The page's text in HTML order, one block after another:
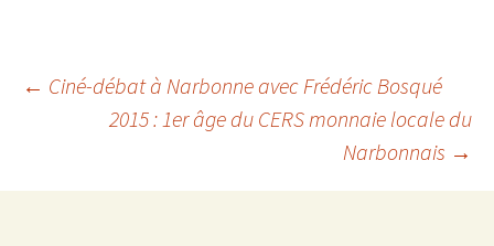
Navigation
← Ciné-débat à Narbonne avec Frédéric Bosqué
2015 : 1er âge du CERS monnaie locale du
Narbonnais →